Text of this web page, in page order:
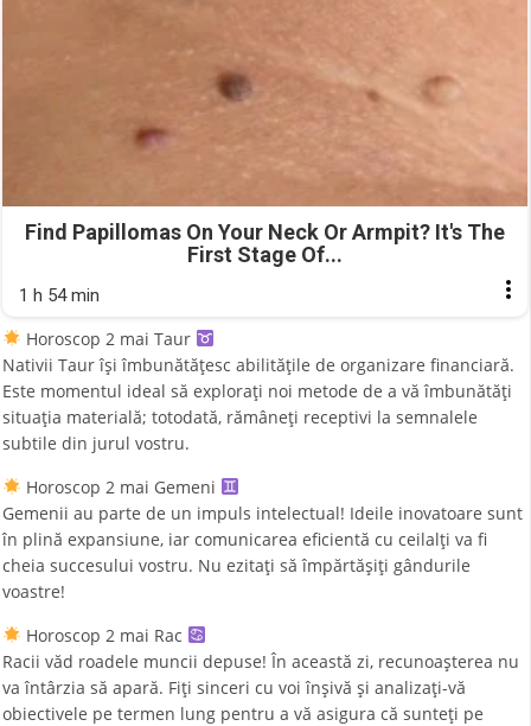
Find Papillomas On Your Neck Or Armpit? It's The
First Stage Of...
1 h 54 min
Horoscop 2 mai Taur
Nativii Taur își îmbunătățesc abilitățile de organizare financiară.
Este momentul ideal să explorați noi metode de a vă îmbunătăți
situația materială; totodată, rămâneți receptivi la semnalele
subtile din jurul vostru.
Horoscop 2 mai Gemeni
Gemenii au parte de un impuls intelectual! Ideile inovatoare sunt
în plină expansiune, iar comunicarea eficientă cu ceilalți va fi
cheia succesului vostru. Nu ezitați să împărtășiți gândurile
voastre!
Horoscop 2 mai Rac
Racii văd roadele muncii depuse! În această zi, recunoașterea nu
va întârzia să apară. Fiți sinceri cu voi înșivă și analizați-vă
obiectivele pe termen lung pentru a vă asigura că sunteți pe